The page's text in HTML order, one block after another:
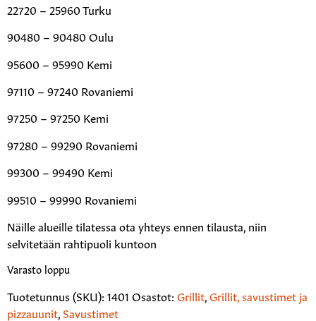
22720 – 25960 Turku
90480 – 90480 Oulu
95600 – 95990 Kemi
97110 – 97240 Rovaniemi
97250 – 97250 Kemi
97280 – 99290 Rovaniemi
99300 – 99490 Kemi
99510 – 99990 Rovaniemi
Näille alueille tilatessa ota yhteys ennen tilausta, niin
selvitetään rahtipuoli kuntoon
Varasto loppu
Tuotetunnus (SKU): 1401 Osastot: Grillit Grillit, savustimet ja
pizzauunit Savustimet